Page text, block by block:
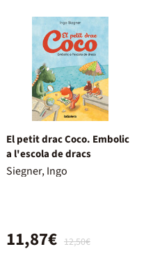
El petit drac Coco. Embolic
a l'escola de dracs
Siegner, Ingo
12,50€
11,87€